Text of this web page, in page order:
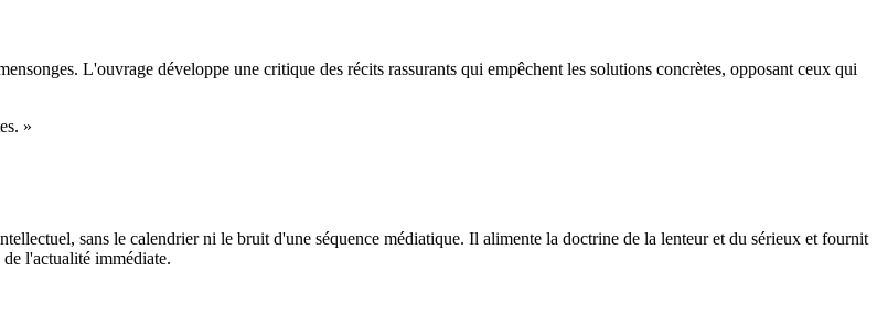
L'ouvrage développe une critique des récits rassurants qui empêchent les solutions concrètes, opposant ceux qui
»
sans le calendrier ni le bruit d'une séquence médiatique. Il alimente la doctrine de la lenteur et du sérieux et fournit
l'actualité immédiate.